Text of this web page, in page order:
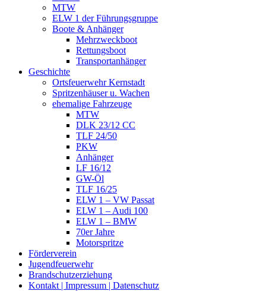
MTW
ELW 1 der Führungsgruppe
Boote & Anhänger
Mehrzweckboot
Rettungsboot
Transportanhänger
Geschichte
Ortsfeuerwehr Kernstadt
Spritzenhäuser u. Wachen
ehemalige Fahrzeuge
MTW
DLK 23/12 CC
TLF 24/50
PKW
Anhänger
LF 16/12
GW-Öl
TLF 16/25
ELW 1 – VW Passat
ELW 1 – Audi 100
ELW 1 – BMW
70er Jahre
Motorspritze
Förderverein
Jugendfeuerwehr
Brandschutzerziehung
Kontakt | Impressum | Datenschutz